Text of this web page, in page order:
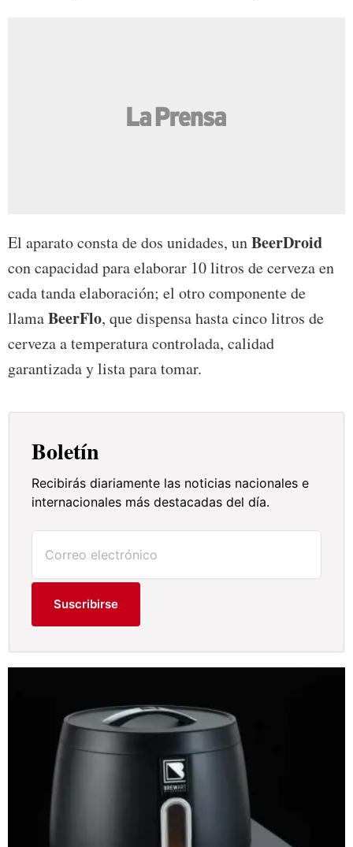
El aparato consta de dos unidades, unBeerDroid
con capacidad para elaborar 10 litros de cerveza en
cada tanda elaboración; el otro componente de
llamaBeerFlo, que dispensa hasta cinco litros de
cerveza a temperatura controlada, calidad
garantizada y lista para tomar.
Boletín
Recibirás diariamente las noticias nacionales e
internacionales más destacadas del día.
Suscribirse